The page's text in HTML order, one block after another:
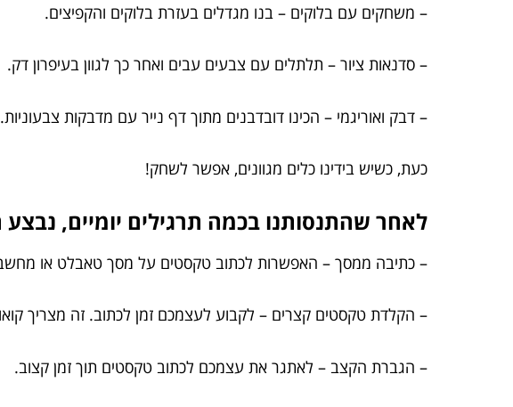
– משחקים עם בלוקים – בנו מגדלים בעזרת בלוקים והקפיצים.
– סדנאות ציור – תלתלים עם צבעים עבים ואחר כך לגוון בעיפרון דק.
– דבק ואוריגמי – הכינו דובדבנים מתוך דף נייר עם מדבקות צבעוניות.
כעת, כשיש בידינו כלים מגוונים, אפשר לשחק!
לאחר שהתנסותנו בכמה תרגילים יומיים,
– כתיבה ממסך – האפשרות לכתוב טקסטים על מסך טאבלט או
– הקלדת טקסטים קצרים – לקבוע לעצמכם זמן לכתוב. זה מצריך
– הגברת הקצב – לאתגר את עצמכם לכתוב טקסטים תוך זמן קצוב.